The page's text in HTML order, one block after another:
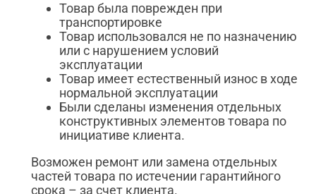
Товар была поврежден при
транспортировке
Товар использовался не по назначению
или с нарушением условий
эксплуатации
Товар имеет естественный износ в ходе
нормальной эксплуатации
Были сделаны изменения отдельных
конструктивных элементов товара по
инициативе клиента.
Возможен ремонт или замена отдельных
частей товара по истечении гарантийного
срока – за счет клиента.